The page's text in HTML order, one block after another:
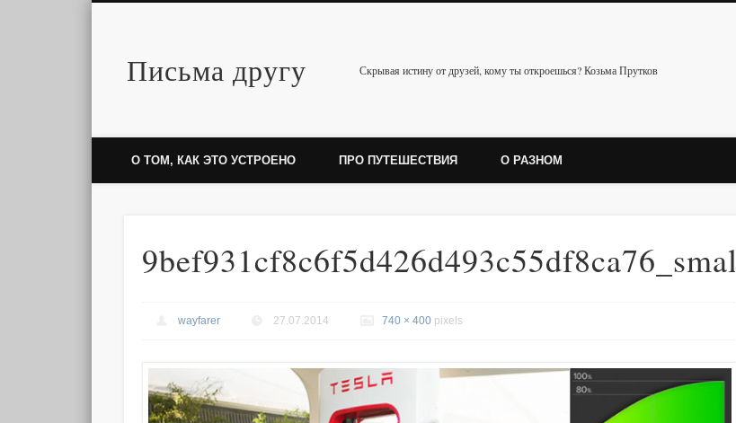
Письма другу Скрывая истину от друзей, кому ты откроешься? Козьма Прутков
Twitter
О ТОМ, КАК ЭТО УСТРОЕНО ПРО ПУТЕШЕСТВИЯ О РАЗНОМ
9bef931cf8c6f5d426d493c55df8ca76_small
wayfarer 27.07.2014 740 × 400 pixels